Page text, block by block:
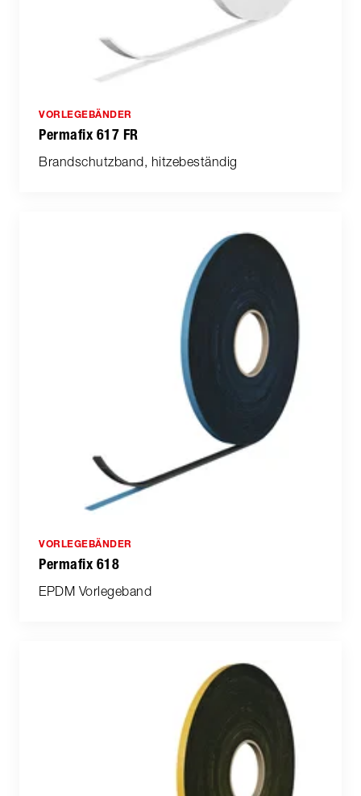
VORLEGEBÄNDER
Permafix 617 FR
Brandschutzband, hitzebeständig
VORLEGEBÄNDER
Permafix 618
EPDM Vorlegeband